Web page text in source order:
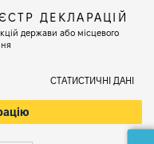
ДЕКЛАРАЦІЙ
держави або місцевого
СТАТИСТИЧНІ ДАНІ